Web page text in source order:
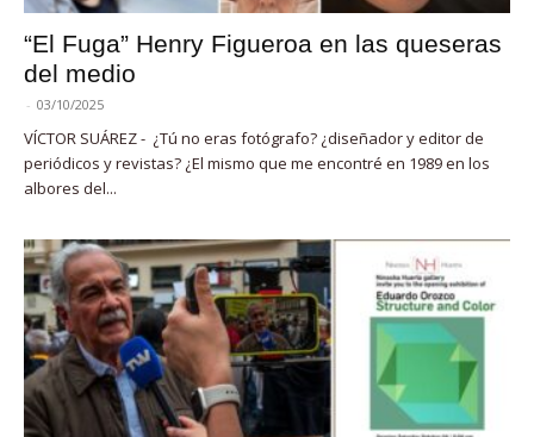
“El Fuga” Henry Figueroa en las queseras
del medio
- 03/10/2025
VÍCTOR SUÁREZ - ¿Tú no eras fotógrafo? ¿diseñador y editor de
periódicos y revistas? ¿El mismo que me encontré en 1989 en los
albores del...